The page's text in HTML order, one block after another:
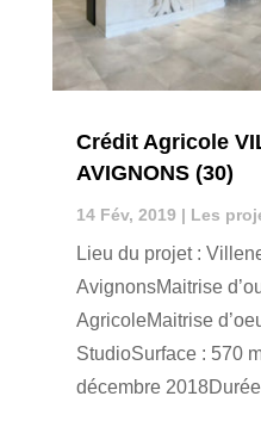
Crédit Agricole
AVIGNONS (30)
14 Fév, 2019 | Les
Lieu du projet :
AvignonsMaitrise
AgricoleMaitrise
StudioSurface : 570
décembre